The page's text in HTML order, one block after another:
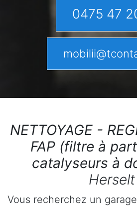
0475 47
NETTOYAGE -
FAP (filtre à
catalyseurs à
Herselt
Vous recherchez un